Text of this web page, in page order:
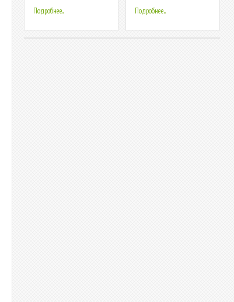
Dice Game
Подробнее...
автомобиль стоянка
Подробнее...